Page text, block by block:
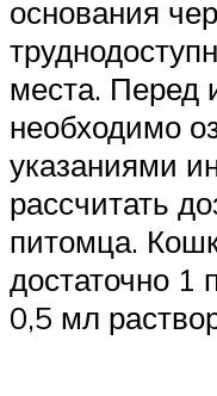
основания
места. Перед
необходимо
указаниями
рассчитать
питомца.
достаточно 1
0,5 мл